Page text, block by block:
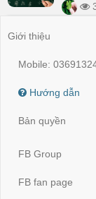
Giới thiệu
Mobile:
Hướng dẫn
Bản quyền
FB Group
FB fan page